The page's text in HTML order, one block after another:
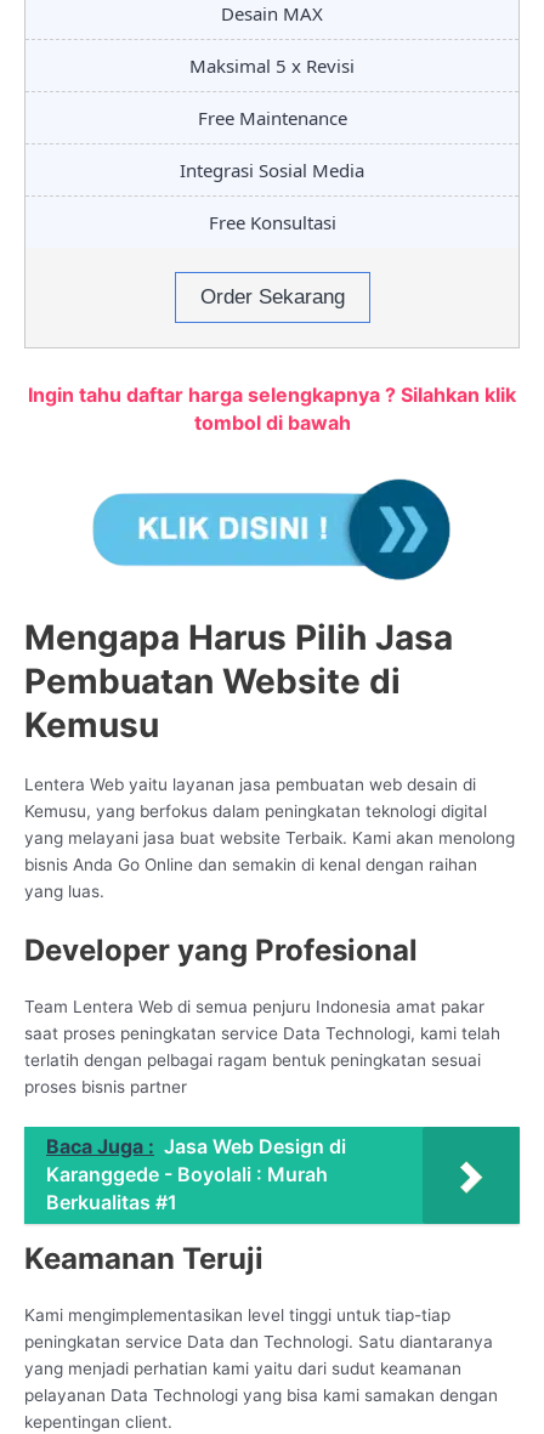
Desain MAX
Maksimal 5 x Revisi
Free Maintenance
Integrasi Sosial Media
Free Konsultasi
Order Sekarang
Ingin tahu daftar harga selengkapnya ? Silahkan klik
tombol di bawah
Mengapa Harus Pilih Jasa
Pembuatan Website di
Kemusu
Lentera Web yaitu layanan jasa pembuatan web desain di
Kemusu, yang berfokus dalam peningkatan teknologi digital
yang melayani jasa buat website Terbaik. Kami akan menolong
bisnis Anda Go Online dan semakin di kenal dengan raihan
yang luas.
Developer yang Profesional
Team Lentera Web di semua penjuru Indonesia amat pakar
saat proses peningkatan service Data Technologi, kami telah
terlatih dengan pelbagai ragam bentuk peningkatan sesuai
proses bisnis partner
Baca Juga : Jasa Web Design di
Karanggede - Boyolali : Murah
Berkualitas #1
Keamanan Teruji
Kami mengimplementasikan level tinggi untuk tiap-tiap
peningkatan service Data dan Technologi. Satu diantaranya
yang menjadi perhatian kami yaitu dari sudut keamanan
pelayanan Data Technologi yang bisa kami samakan dengan
kepentingan client.